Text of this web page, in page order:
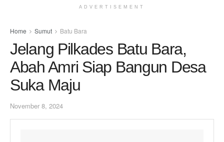
ADVERTISEMENT
Home Sumut Batu Bara
Jelang Pilkades Batu Bara,
Abah Amri Siap Bangun Desa
Suka Maju
November 8, 2024